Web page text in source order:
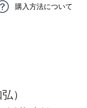
購入方法について
）